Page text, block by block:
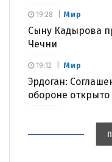
Мир
Сыну Кадырова
Чечни
19:28
Мир
Эрдоган:
обороне
19:12